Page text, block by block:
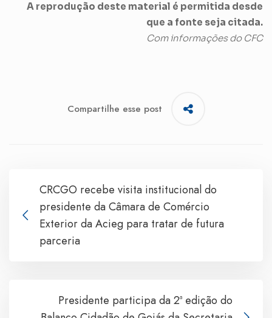
A reprodução deste material é permitida desde
que a fonte seja citada.
Com informações do CFC
Compartilhe esse post
CRCGO recebe visita institucional do
presidente da Câmara de Comércio
Exterior da Acieg para tratar de futura
parceria
Presidente participa da 2ª edição do